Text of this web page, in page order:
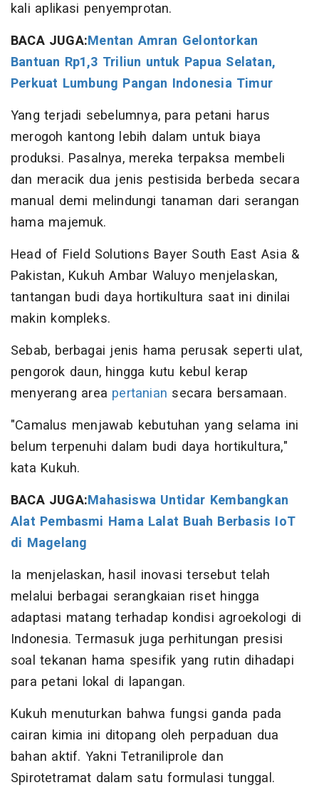
kali aplikasi penyemprotan.
BACA JUGA:Mentan Amran Gelontorkan
Bantuan Rp1,3 Triliun untuk Papua Selatan,
Perkuat Lumbung Pangan Indonesia Timur
Yang terjadi sebelumnya, para petani harus
merogoh kantong lebih dalam untuk biaya
produksi. Pasalnya, mereka terpaksa membeli
dan meracik dua jenis pestisida berbeda secara
manual demi melindungi tanaman dari serangan
hama majemuk.
Head of Field Solutions Bayer South East Asia &
Pakistan, Kukuh Ambar Waluyo menjelaskan,
tantangan budi daya hortikultura saat ini dinilai
makin kompleks.
Sebab, berbagai jenis hama perusak seperti ulat,
pengorok daun, hingga kutu kebul kerap
menyerang area pertanian secara bersamaan.
"Camalus menjawab kebutuhan yang selama ini
belum terpenuhi dalam budi daya hortikultura,"
kata Kukuh.
BACA JUGA:Mahasiswa Untidar Kembangkan
Alat Pembasmi Hama Lalat Buah Berbasis IoT
di Magelang
Ia menjelaskan, hasil inovasi tersebut telah
melalui berbagai serangkaian riset hingga
adaptasi matang terhadap kondisi agroekologi di
Indonesia. Termasuk juga perhitungan presisi
soal tekanan hama spesifik yang rutin dihadapi
para petani lokal di lapangan.
Kukuh menuturkan bahwa fungsi ganda pada
cairan kimia ini ditopang oleh perpaduan dua
bahan aktif. Yakni Tetraniliprole dan
Spirotetramat dalam satu formulasi tunggal.